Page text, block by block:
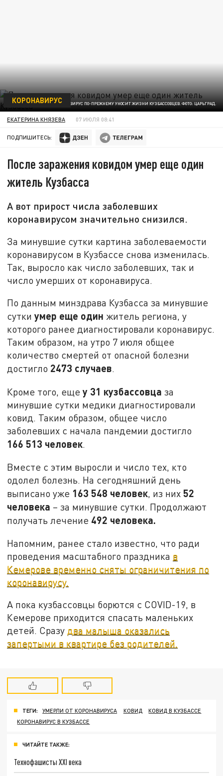
КОРОНАВИРУС ПО-ПРЕЖНЕМУ УНОСИТ ЖИЗНИ КУЗБАССОВЦЕВ. ФОТО: ЦАРЬГРАД.
КОРОНАВИРУС
ЕКАТЕРИНА КНЯЗЕВА 07 ИЮЛЯ 08:41
ПОДПИШИТЕСЬ:
После заражения ковидом умер еще один
житель Кузбасса
А вот прирост числа заболевших
коронавирусом значительно снизился.
За минувшие сутки картина заболеваемости
коронавирусом в Кузбассе снова изменилась.
Так, выросло как число заболевших, так и
число умерших от коронавируса.
По данным минздрава Кузбасса за минувшие
суткиумер еще один житель региона, у
которого ранее диагностировали коронавирус.
Таким образом, на утро 7 июля общее
количество смертей от опасной болезни
достигло 2473 случаев.
Кроме того, ещеу 31 кузбассовца за
минувшие сутки медики диагностировали
ковид. Таким образом, общее число
заболевших с начала пандемии достигло
166 513 человек.
Вместе с этим выросли и число тех, кто
одолел болезнь. На сегодняшний день
выписано уже 163 548 человек, из них52
человека – за минувшие сутки. Продолжают
получать лечение 492 человека.
Напомним, ранее стало известно, что ради
проведения масштабного праздника в
Кемерове временно сняты ограничитения по
коронавирусу.
А пока кузбассовцы борются с COVID-19, в
Кемерове приходится спасать маленьких
детей. Сразу два малыша оказались
запертыми в квартире без родителей.
ТЕГИ: УМЕРЛИ ОТ КОРОНАВИРУСА КОВИД
КОВИД В КУЗБАССЕ
КОРОНАВИРУС В КУЗБАССЕ
ЧИТАЙТЕ ТАКЖЕ:
Технофашисты XXI века